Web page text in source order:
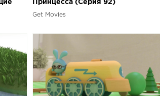
Принцесса (Серия 92)
Развивающие мультики для самых
Get Movies